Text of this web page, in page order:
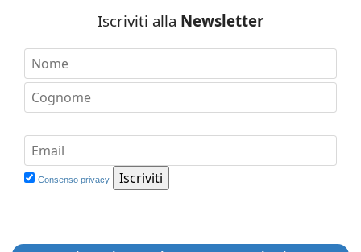
Iscriviti alla Newsletter
Consenso privacy